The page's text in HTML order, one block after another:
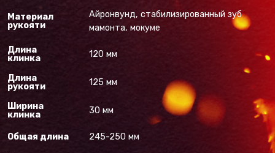
Материал
рукояти
Айронвунд, стабилизированный зуб
мамонта, мокуме
Длина
клинка
120 мм
Длина
рукояти
125 мм
Ширина
клинка
30 мм
Общая длина 245-250 мм